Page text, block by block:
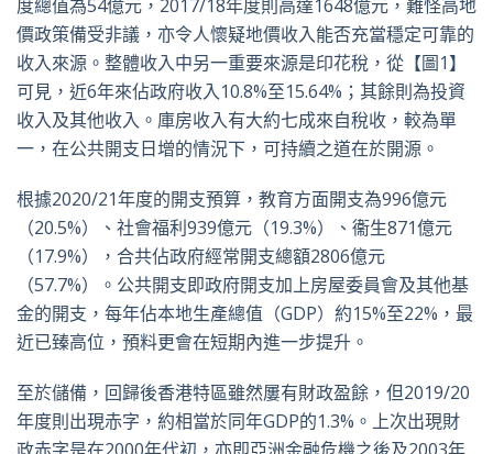
度總值為54億元，2017/18年度則高達1648億元，難怪高地
價政策備受非議，亦令人懷疑地價收入能否充當穩定可靠的
收入來源。整體收入中另一重要來源是印花稅，從【圖1】
可見，近6年來佔政府收入10.8%至15.64%；其餘則為投資
收入及其他收入。庫房收入有大約七成來自稅收，較為單
一，在公共開支日增的情況下，可持續之道在於開源。
根據2020/21年度的開支預算，教育方面開支為996億元
（20.5%）、社會福利939億元（19.3%）、衞生871億元
（17.9%），合共佔政府經常開支總額2806億元
（57.7%）。公共開支即政府開支加上房屋委員會及其他基
金的開支，每年佔本地生產總值（GDP）約15%至22%，最
近已臻高位，預料更會在短期內進一步提升。
至於儲備，回歸後香港特區雖然屢有財政盈餘，但2019/20
年度則出現赤字，約相當於同年GDP的1.3%。上次出現財